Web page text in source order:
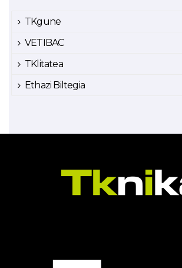
TKgune
VETIBAC
TKlitatea
Ethazi Biltegia